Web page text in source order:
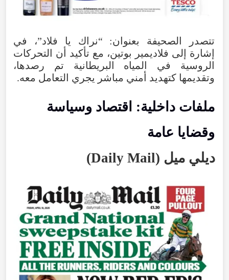
تتصدر الصحيفة بعنوان: “نراك يا فلاد”، في
إشارة
إلى فلاديمير بوتين، مع تأكيد أن
التحركات
الروسية
في المياه البريطانية تم رصدها،
وتقديمها كتهديد أمني مباشر يجري التعامل معه.
ملفات داخلية: اقتصاد وسياسة
وقضايا عامة
ديلي ميل (
Daily Mail
)